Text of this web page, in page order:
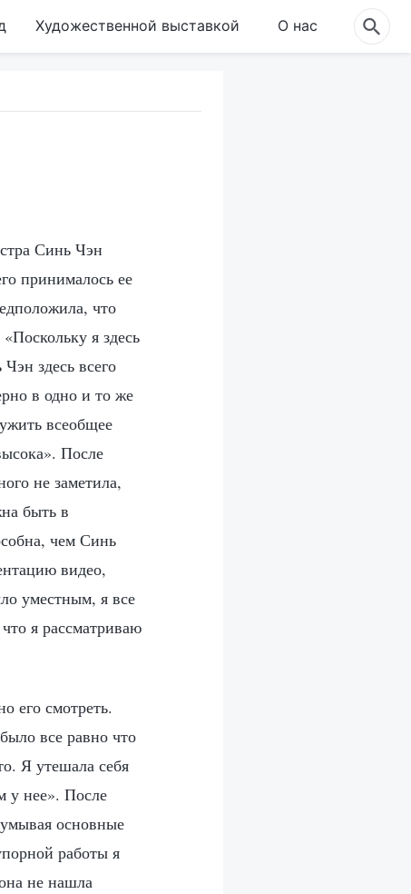
Художественной выставкой О нас
Синь Чэн
принималось ее
что
я здесь
здесь всего
в одно и то же
всеобщее
После
не заметила,
быть в
чем Синь
видео,
уместным, я все
я рассматриваю
его смотреть.
все равно что
Я утешала себя
у нее». После
основные
работы я
не нашла